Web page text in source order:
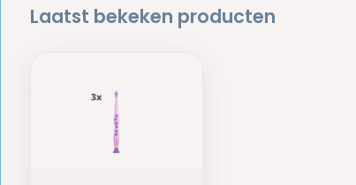
Laatst bekeken producten